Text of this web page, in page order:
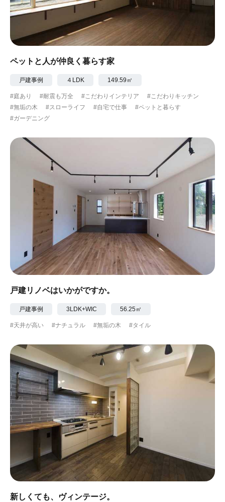
ペットと人が仲良く暮らす家
戸建事例 ４LDK 149.59㎡
#庭あり #耐震も万全 #こだわりインテリア
#こだわりキッチン
#無垢の木
#スローライフ #自宅で仕事
#ペットと暮らす
#ガーデニング
戸建リノベはいかがですか。
戸建事例 3LDK+WIC 56.25㎡
#天井が高い #ナチュラル #無垢の木 #タイル
新しくても、ヴィンテージ。